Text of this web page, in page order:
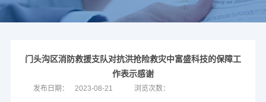
门头沟区消防救援支队对抗洪抢险救灾中富盛科技的保障工
作表示感谢
发布日期： 2023-08-21 浏览次数：